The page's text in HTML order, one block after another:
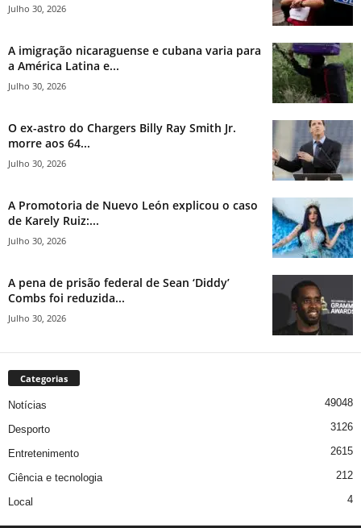
Julho 30, 2026
A imigração nicaraguense e cubana varia para
a América Latina e...
Julho 30, 2026
O ex-astro do Chargers Billy Ray Smith Jr.
morre aos 64...
Julho 30, 2026
A Promotoria de Nuevo León explicou o caso
de Karely Ruiz:...
Julho 30, 2026
A pena de prisão federal de Sean ‘Diddy’
Combs foi reduzida...
Julho 30, 2026
Categorias
Notícias 49048
Desporto 3126
Entretenimento 2615
Ciência e tecnologia 212
Local 4